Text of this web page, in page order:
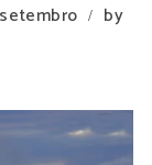
/
by